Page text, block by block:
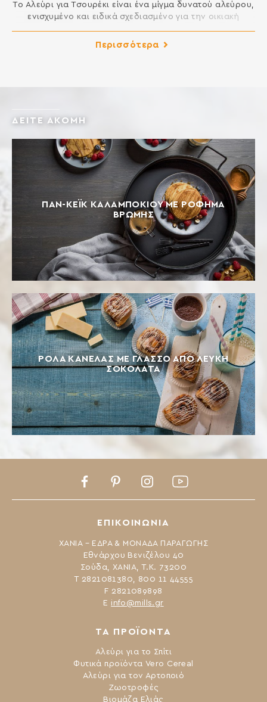
Το Αλεύρι για Τσουρέκι είναι ένα μίγμα δυνατού αλεύρου,
ενισχυμένο και ειδικά σχεδιασμένο για την οικιακή
αφράτη ζύμη, εύκολη στο πλάσιμο και τελικά προϊόντα με
Περισσότερα
ΔΕΙΤΕ ΑΚΟΜΗ
ΠΑΝ-ΚΕΪΚ ΚΑΛΑΜΠΟΚΙΟΥ ΜΕ ΡΟΦΗΜΑ
ΒΡΩΜΗΣ
ΡΟΛΆ ΚΑΝΈΛΑΣ ΜΕ ΓΛΆΣΣΟ ΑΠΌ ΛΕΥΚΉ
ΣΟΚΟΛΆΤΑ
ΤΑ ΠΡΟΪΟΝΤΑ
Αλεύρι για το Σπίτι
Φυτικά προϊόντα Vero Cereal
Αλεύρι για τον Αρτοποιό
Ζωοτροφές
Βιομάζα Ελιάς
ΕΠΙΚΟΙΝΩΝΙΑ
ΧΑΝΙΑ – ΕΔΡΑ & ΜΟΝΑΔΑ ΠΑΡΑΓΩΓΗΣ
Εθνάρχου Βενιζέλου 40
Σούδα, ΧΑΝΙΑ, Τ.Κ. 73200
Τ 2821081380, 800 11 44555
F 2821089898
Ε info@mills.gr
FacebookPinterestInstagramYoutube